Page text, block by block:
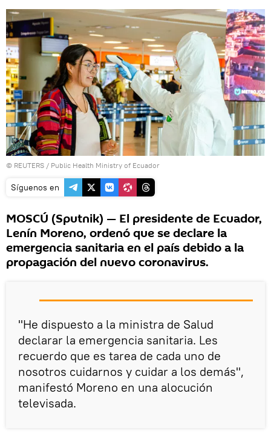
© REUTERS / Public Health Ministry of Ecuador
Síguenos en
MOSCÚ (Sputnik) — El presidente de Ecuador,
Lenín Moreno, ordenó que se declare la
emergencia sanitaria en el país debido a la
propagación del nuevo coronavirus.
"He dispuesto a la ministra de Salud
declarar la emergencia sanitaria. Les
recuerdo que es tarea de cada uno de
nosotros cuidarnos y cuidar a los demás",
manifestó Moreno en una alocución
televisada.